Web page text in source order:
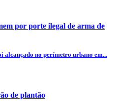
por porte ilegal de arma de
alcançado no perímetro urbano em...
de plantão